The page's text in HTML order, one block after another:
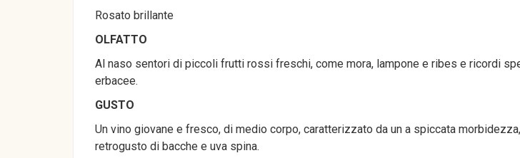
Rosato brillante
OLFATTO
Al naso sentori di piccoli frutti rossi freschi, come mora, lampone e ribes e ricordi
erbacee.
GUSTO
Un vino giovane e fresco, di medio corpo, caratterizzato da un a spiccata
retrogusto di bacche e uva spina.